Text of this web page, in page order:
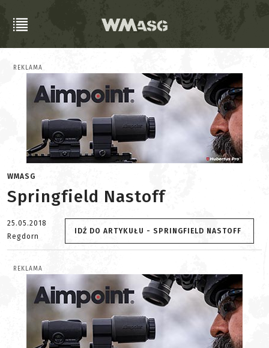
REKLAMA
WMASG
Springfield Nastoff
25.05.2018
Regdorn
IDŹ DO ARTYKUŁU - SPRINGFIELD NASTOFF
REKLAMA